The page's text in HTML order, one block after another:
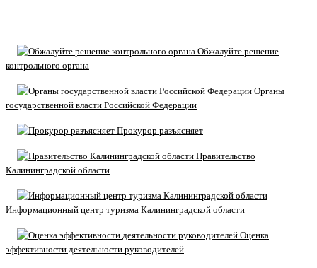
Обжалуйте решение
контрольного органа
Органы
государственной власти Российской Федерации
Прокурор разъясняет
Правительство
Калининградской области
Информационный центр туризма Калининградской области
Оценка
эффективности деятельности руководителей